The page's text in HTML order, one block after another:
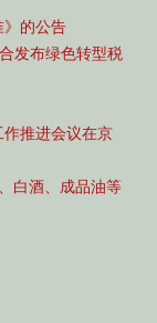
》的公告
发布绿色转型税
推进会议在京
白酒、成品油等